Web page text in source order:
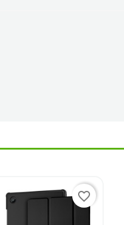
favorite_border